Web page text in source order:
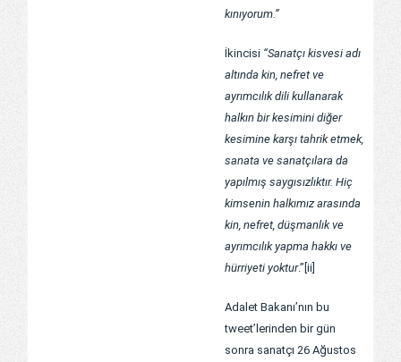
kınıyorum.”
İkincisi “Sanatçı kisvesi adı
altında kin, nefret ve
ayrımcılık dili kullanarak
halkın bir kesimini diğer
kesimine karşı tahrik etmek,
sanata ve sanatçılara da
yapılmış saygısızlıktır. Hiç
kimsenin halkımız arasında
kin, nefret, düşmanlık ve
ayrımcılık yapma hakkı ve
hürriyeti yoktur.” [ii]
Adalet Bakanı’nın bu
tweet’lerinden bir gün
sonra sanatçı 26 Ağustos